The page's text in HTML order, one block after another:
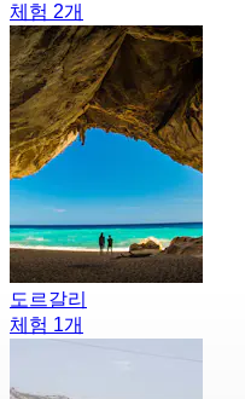
체험 2개
도르갈리
체험 1개